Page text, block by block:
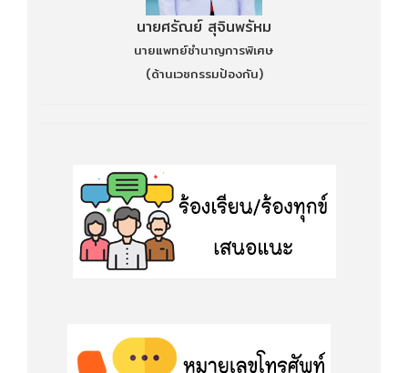
นายศรัณย์ สุจินพรัหม
นายแพทย์ชำนาญการพิเศษ
(ด้านเวชกรรมป้องกัน)